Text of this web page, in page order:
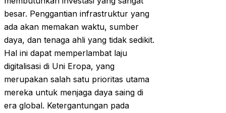
besar. Penggantian infrastruktur yang
ada akan memakan waktu, sumber
daya, dan tenaga ahli yang tidak sedikit.
Hal ini dapat memperlambat laju
digitalisasi di Uni Eropa, yang
merupakan salah satu prioritas utama
mereka untuk menjaga daya saing di
era global. Ketergantungan pada